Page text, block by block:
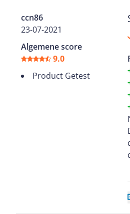
ccn86
23-07-2021
Algemene score
9.0
Product Getest